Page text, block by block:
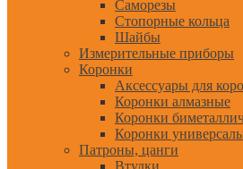
Саморезы
Стопорные кольца
Шайбы
Измерительные приборы
Коронки
Аксессуары для
Коронки алмазные
Коронки
Коронки
Патроны, цанги
Втулки